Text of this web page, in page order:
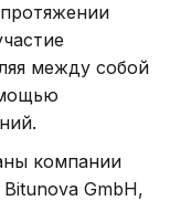
между собой
компании
GmbH,